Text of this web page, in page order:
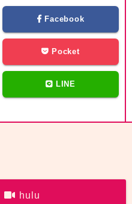
Facebook
Pocket
LINE
hulu